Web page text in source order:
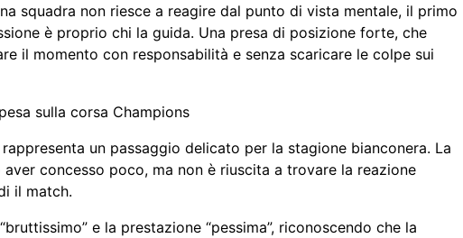
squadra non riesce a reagire dal punto di vista mentale, il primo
è proprio chi la guida. Una presa di posizione forte, che
il momento con responsabilità e senza scaricare le colpe sui
sulla corsa Champions
rappresenta un passaggio delicato per la stagione bianconera. La
concesso poco, ma non è riuscita a trovare la reazione
il match.
e la prestazione “pessima”, riconoscendo che la